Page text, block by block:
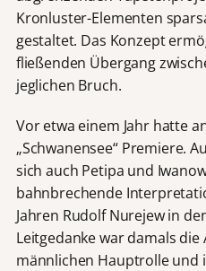
Kronluster-Elementen
gestaltet. Das Konzept
fließenden Übergang
jeglichen Bruch.
Vor etwa einem Jahr hatte
„Schwanensee“ Premiere.
sich auch Petipa und
bahnbrechende
Jahren Rudolf Nurejew in
Leitgedanke war damals
männlichen Hauptrolle und